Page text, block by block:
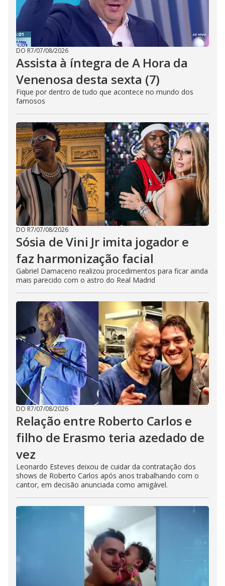
DO R7/07/08/2026
Assista à íntegra de A Hora da
Venenosa desta sexta (7)
Fique por dentro de tudo que acontece no mundo dos
famosos
DO R7/07/08/2026
Sósia de Vini Jr imita jogador e
faz harmonização facial
Gabriel Damaceno realizou procedimentos para ficar ainda
mais parecido com o astro do Real Madrid
DO R7/07/08/2026
Relação entre Roberto Carlos e
filho de Erasmo teria azedado de
vez
Leonardo Esteves deixou de cuidar da contratação dos
shows de Roberto Carlos após anos trabalhando com o
cantor, em decisão anunciada como amigável.